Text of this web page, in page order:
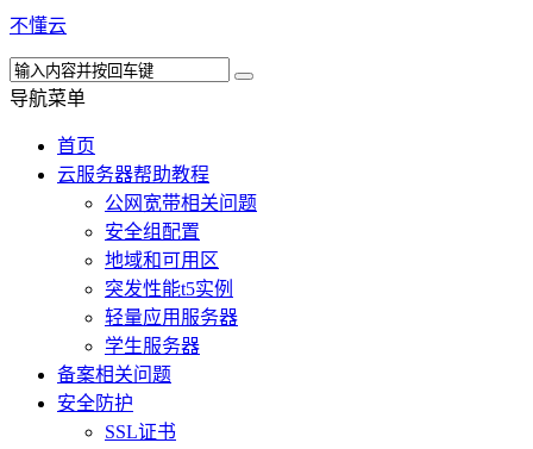
不懂云
导航菜单
首页
云服务器帮助教程
公网宽带相关问题
安全组配置
地域和可用区
突发性能t5实例
轻量应用服务器
学生服务器
备案相关问题
安全防护
SSL证书